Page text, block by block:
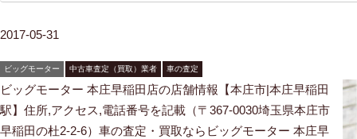
2017-05-31
ビッグモーター 中古車査定（買取）業者 車の査定
ビッグモーター 本庄早稲田店の店舗情報【本庄市|本庄早稲田
駅】住所,アクセス,電話番号を記載（〒367-0030埼玉県本庄市
早稲田の杜2-2-6）車の査定・買取ならビッグモーター 本庄早